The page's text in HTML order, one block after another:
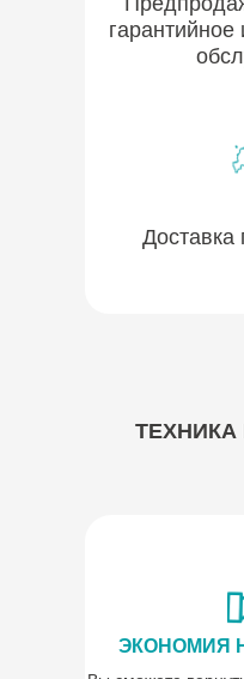
гарантийное
Доставка
ТЕХНИКА
ЭКОНОМИЯ